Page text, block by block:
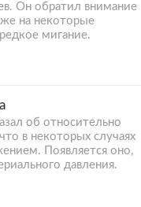
Он обратил внимание
на некоторые
мигание.
об относительно
в некоторых случаях
Появляется оно,
давления.